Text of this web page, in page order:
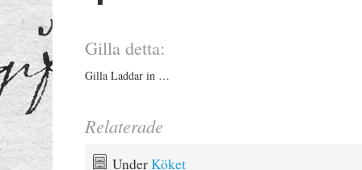
Gilla detta:
Gilla Laddar in …
Relaterade
UnderKöket